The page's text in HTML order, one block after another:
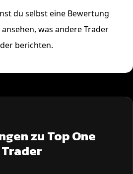
du selbst eine Bewertung
was andere Trader
berichten.
zu Top One
Trader